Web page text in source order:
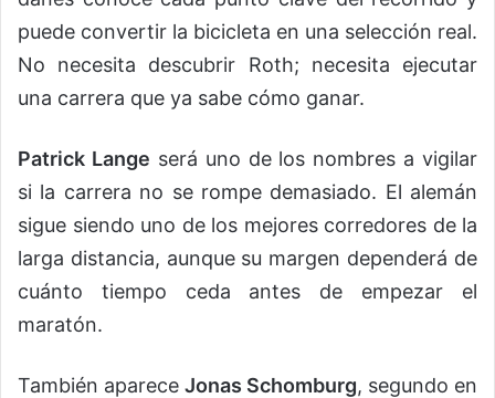
puede convertir la bicicleta en una selección real.
No necesita descubrir Roth; necesita ejecutar
una carrera que ya sabe cómo ganar.
Patrick Lange será uno de los nombres a vigilar
si la carrera no se rompe demasiado. El alemán
sigue siendo uno de los mejores corredores de la
larga distancia, aunque su margen dependerá de
cuánto tiempo ceda antes de empezar el
maratón.
También aparece Jonas Schomburg, segundo en